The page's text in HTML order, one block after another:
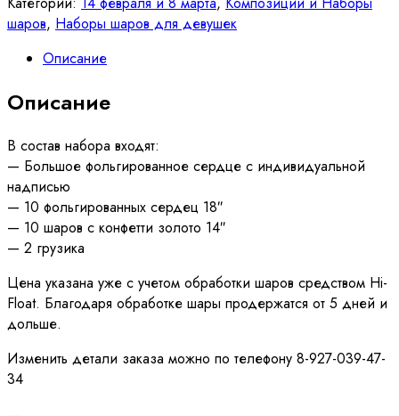
№
шаров, Наборы шаров для девушек
Описание
Описание
В состав набора входят:
— Большое фольгированное сердце с индивидуальной
надписью
— 10 фольгированных сердец 18″
— 10 шаров с конфетти золото 14″
— 2 грузика
Цена указана уже с учетом обработки шаров средством Hi-
Float. Благодаря обработке шары продержатся от 5 дней и
дольше.
Изменить детали заказа можно по телефону 8-927-039-47-
34